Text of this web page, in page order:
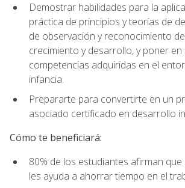
Demostrar habilidades para la
práctica de principios y teorías de
de observación y reconocimiento
crecimiento y desarrollo, y poner en
competencias adquiridas en el
infancia.
Prepararte para convertirte en un
asociado certificado en desarrollo
Cómo te beneficiará:
80% de los estudiantes afirman
les ayuda a ahorrar tiempo en el